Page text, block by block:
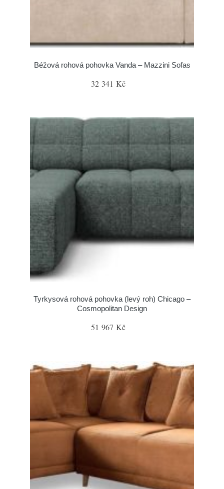
Béžová rohová pohovka Vanda – Mazzini Sofas
32 341 Kč
Tyrkysová rohová pohovka (levý roh) Chicago –
Cosmopolitan Design
51 967 Kč